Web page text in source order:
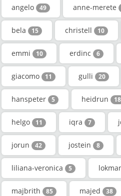
angelo 49 anne-merete
bela 15 christell 10
emmi 10 erdinc 6
giacomo 11 gulli 20
hanspeter 5 heidrun 18
helgo 11 iqra 7
jorun 42 jostein 8
liliana-veronica 5
majbrith 85 majed 38